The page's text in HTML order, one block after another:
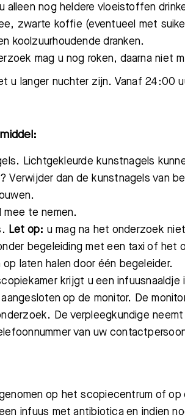
gezocht: Bezoektijden
alleen nog heldere vloeistoffen
zwarte koffie (eventueel met
koolzuurhoudende dranken.
mag u nog roken, daarna niet
u langer nuchter zijn. Vanaf 24:00
Lichtgekleurde kunstnagels
Verwijder dan de kunstnagels van
.
mee te nemen.
Let op: u mag na het onderzoek
begeleiding met een taxi of het
op laten halen door één begeleider.
krijgt u een infuusnaaldje
op de monitor. De
De verpleegkundige
van uw
op het scopiecentrum of
infuus met antibiotica en indien